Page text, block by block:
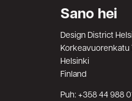
Sano hei
Design District
Korkeavuorenkatu
Helsinki
Finland
Puh: +358 44 988